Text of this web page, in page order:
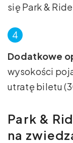
się Park &
Dodatkowe
wysokości
utratę biletu
Park &
na